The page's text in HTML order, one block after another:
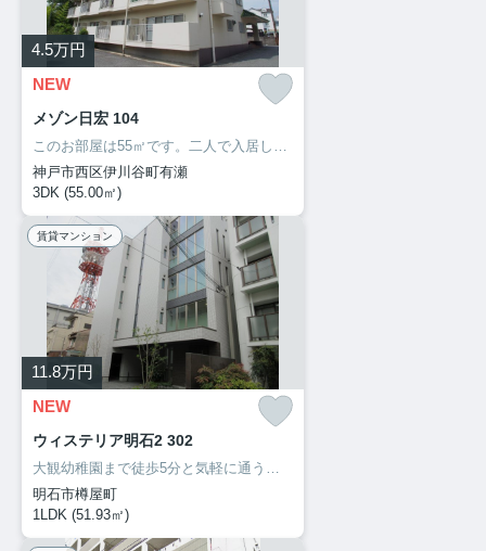
4.5万円
NEW
メゾン日宏 104
このお部屋は55㎡です。二人で入居して光熱費も生活費も抑えられるお住まい。新しい日々を送るにふさわしい、きれいな室内です。3DKの間取りです。自分のライフスタイルに必要なお住まいをお選びください。お住まい探しをサポートしてまいります。
神戸市西区伊川谷町有瀬
3DK (55.00㎡)
賃貸マンション
11.8万円
NEW
ウィステリア明石2 302
大観幼稚園まで徒歩5分と気軽に通うことができます。セキュリティ面は、防犯カメラ・24時間緊急通報システムなどを設置しているので安全面でも優れております。明石市でなら、安心して暮らせる住まいが揃ってる、山陽電気鉄道本線西新町駅近くは如何でしょう。078-913-0002からいつでもご依頼を受け付けております。
明石市樽屋町
1LDK (51.93㎡)